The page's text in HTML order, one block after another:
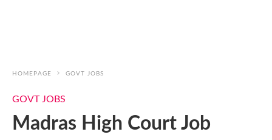
HOMEPAGE GOVT JOBS
GOVT JOBS
Madras High Court Job